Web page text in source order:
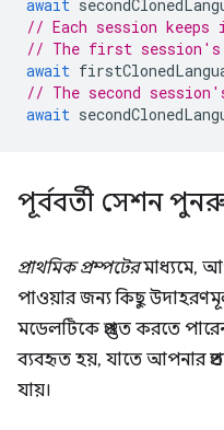
await
// Each session keeps
// The first session's
await
// The second
await
পূর্ববর্তী সেশন
প্রাথমিক প্রম্পটেরমাধ্যমে,
পাওয়ার জন্য কিছু উদাহরণমূলক
মডেলটিকে প্রস্তুত করতে
ব্যবহৃত হয়, যাতে আপনার
যায়।